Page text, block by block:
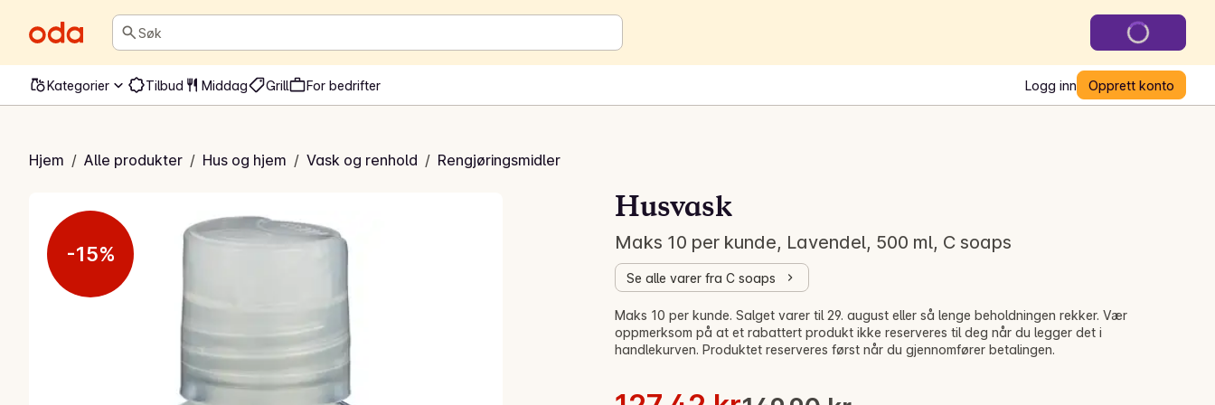
Søk
Kategorier Tilbud Middag Grill For bedrifter Logg inn Opprett konto
Hjem / Alle produkter / Hus og hjem / Vask og renhold / Rengjøringsmidler
Husvask
-15%
Husvask
Maks 10 per kunde, Lavendel, 500 ml, C soaps
Se alle varer fra C soaps
Stykkpris: 254,84 kr /l
Maks 10 per kunde. Salget varer til 29. august eller så lenge beholdningen rekker. Vær
oppmerksom på at et rabattert produkt ikke reserveres til deg når du legger det i
handlekurven. Produktet reserveres først når du gjennomfører betalingen.